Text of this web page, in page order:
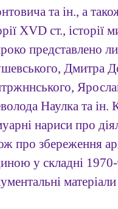
та ін., а
XVD ст.,
представлено
Дмитра
Наулка та ін.
нариси про
про збереження
у складні